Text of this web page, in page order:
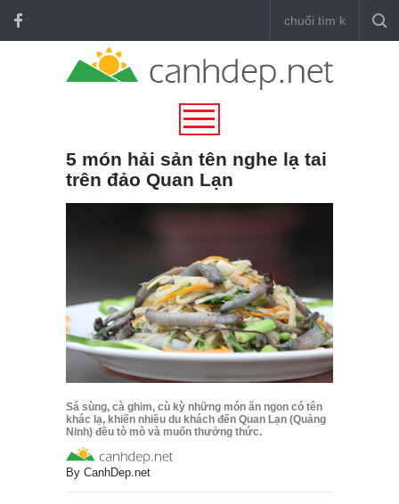
5 món hải sản tên nghe lạ tai
trên đảo Quan Lạn
Sá sùng, cà ghim, cù kỳ những món ăn ngon có tên
khác lạ, khiến nhiều du khách đến Quan Lạn (Quảng
Ninh) đều tò mò và muốn thưởng thức.
By CanhDep.net